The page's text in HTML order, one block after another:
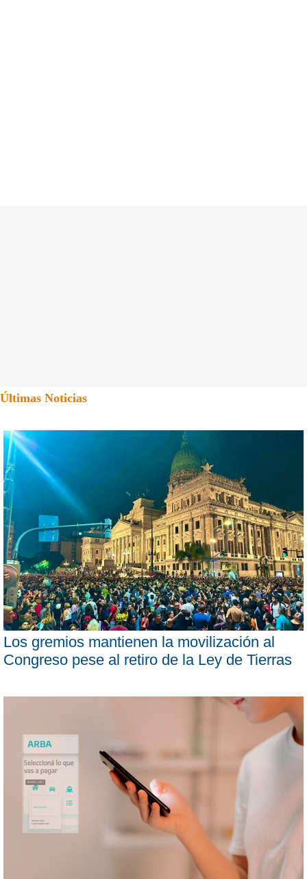
Últimas Noticias
Los gremios mantienen la movilización al
Congreso pese al retiro de la Ley de Tierras